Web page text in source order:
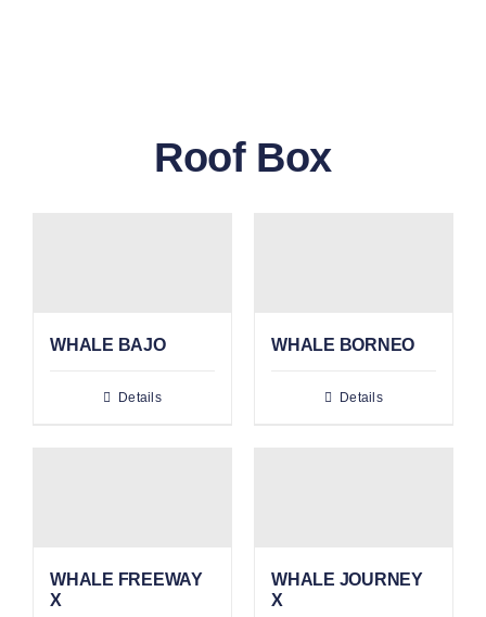
TENTANG KAMI
PAYMENT
Roof Box
WHALE BAJO
Details
WHALE BORNEO
Details
WHALE FREEWAY
X
WHALE JOURNEY
X